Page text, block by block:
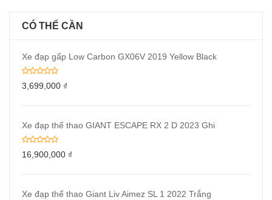
CÓ THỂ CẦN
Xe đạp gấp Low Carbon GX06V 2019 Yellow Black
3,699,000 ₫
Xe đạp thể thao GIANT ESCAPE RX 2 D 2023 Ghi
16,900,000 ₫
Xe đạp thể thao Giant Liv Aimez SL 1 2022 Trắng